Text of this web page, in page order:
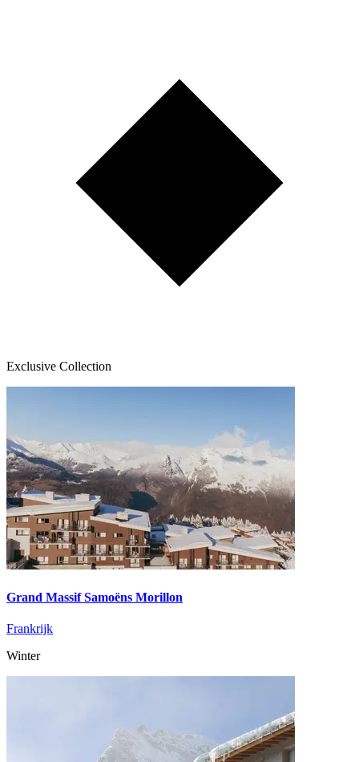
Exclusive Collection
Grand Massif Samoëns Morillon
Frankrijk
Winter